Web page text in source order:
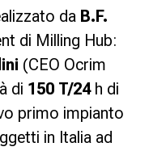
da B.F.
di Milling Hub:
(CEO Ocrim
di 150 T/24h di
primo impianto
in Italia ad